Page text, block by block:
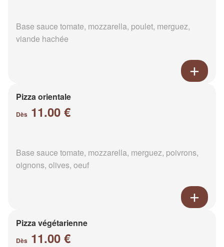
Base sauce tomate, mozzarella, poulet, merguez,
viande hachée
Pizza orientale
Dès 11.00 €
Base sauce tomate, mozzarella, merguez, poivrons,
oignons, olives, oeuf
Pizza végétarienne
Dès 11.00 €